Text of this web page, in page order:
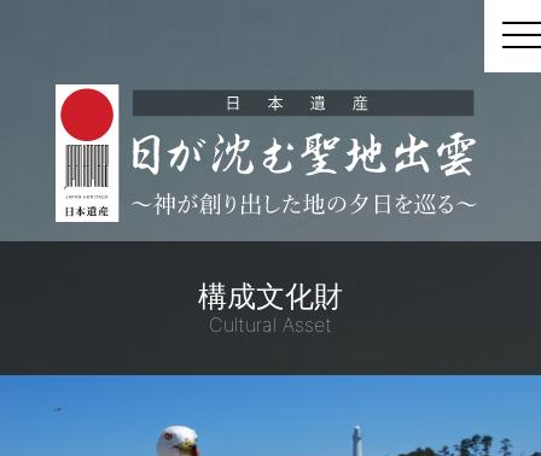
構成文化財
Cultural Asset